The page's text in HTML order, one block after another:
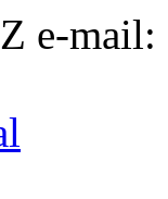
e-mail: